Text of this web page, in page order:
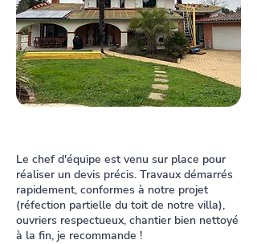
Le chef d'équipe est venu sur place pour
réaliser un devis précis. Travaux démarrés
rapidement, conformes à notre projet
(réfection partielle du toit de notre villa),
ouvriers respectueux, chantier bien nettoyé
à la fin, je recommande !